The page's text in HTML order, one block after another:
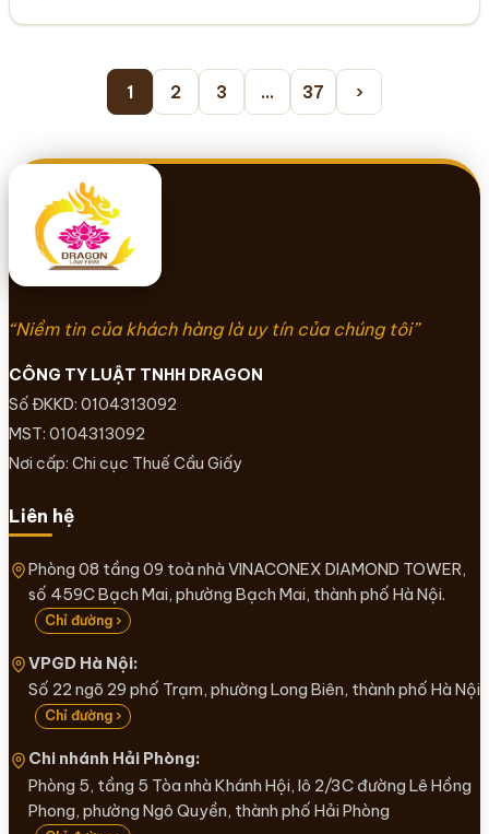
1 2 3 … 37 ›
“Niềm tin của khách hàng là uy tín của chúng tôi”
CÔNG TY LUẬT TNHH DRAGON
Số ĐKKD: 0104313092
MST: 0104313092
Nơi cấp: Chi cục Thuế Cầu Giấy
Liên hệ
Phòng 08 tầng 09 toà nhà VINACONEX DIAMOND TOWER,
số 459C Bạch Mai, phường Bạch Mai, thành phố Hà Nội.
Chỉ đường ›
VPGD Hà Nội:
Số 22 ngõ 29 phố Trạm, phường Long Biên, thành phố Hà Nội
Chỉ đường ›
Chi nhánh Hải Phòng:
Phòng 5, tầng 5 Tòa nhà Khánh Hội, lô 2/3C đường Lê Hồng
Phong, phường Ngô Quyền, thành phố Hải Phòng